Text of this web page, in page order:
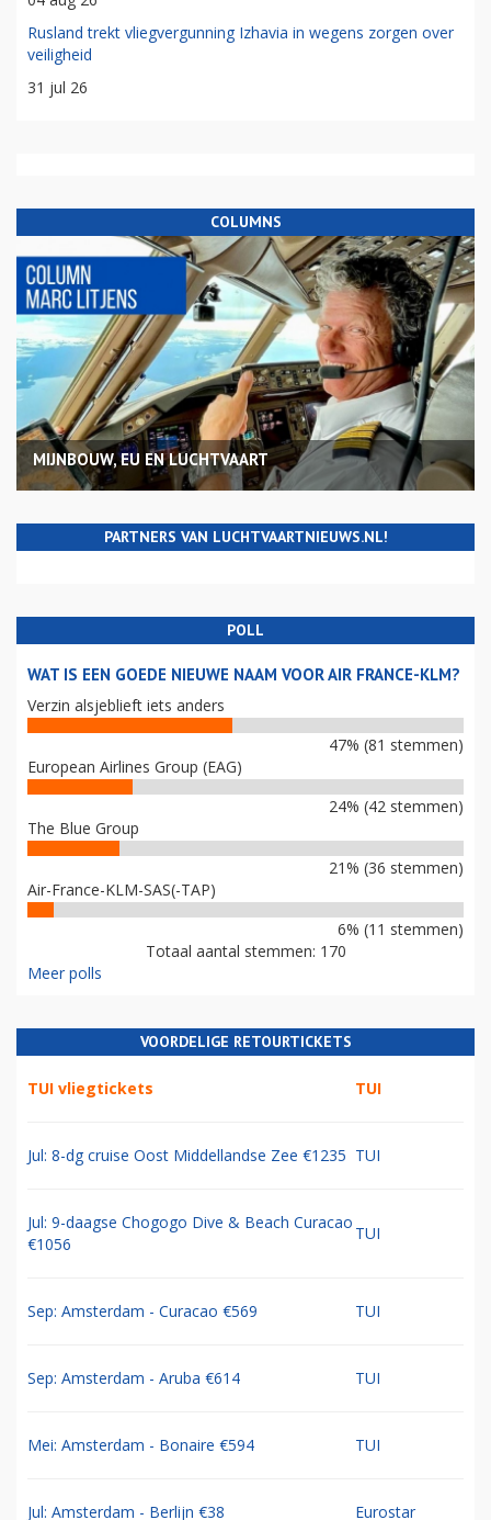
Rusland trekt vliegvergunning Izhavia in wegens zorgen over
veiligheid
31 jul 26
COLUMNS
MIJNBOUW, EU EN LUCHTVAART
PARTNERS VAN LUCHTVAARTNIEUWS.NL!
POLL
WAT IS EEN GOEDE NIEUWE NAAM VOOR AIR FRANCE-KLM?
Verzin alsjeblieft iets anders
47% (81 stemmen)
European Airlines Group (EAG)
24% (42 stemmen)
The Blue Group
21% (36 stemmen)
Air-France-KLM-SAS(-TAP)
6% (11 stemmen)
Totaal aantal stemmen: 170
Meer polls
VOORDELIGE RETOURTICKETS
TUI vliegtickets TUI
Jul: 8-dg cruise Oost Middellandse Zee €1235 TUI
Jul: 9-daagse Chogogo Dive & Beach Curacao
€1056
TUI
Sep: Amsterdam - Curacao €569 TUI
Sep: Amsterdam - Aruba €614 TUI
Mei: Amsterdam - Bonaire €594 TUI
Jul: Amsterdam - Berlijn €38 Eurostar